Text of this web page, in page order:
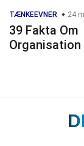
TÆNKEEVNER 24
39 Fakta Om
Organisation